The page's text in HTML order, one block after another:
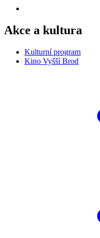
Akce a kultura
Kulturní program
Kino Vyšší Brod